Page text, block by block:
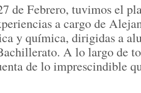
de Febrero, tuvimos el
a cargo de
y química, dirigidas a
A lo largo de
de lo imprescindible